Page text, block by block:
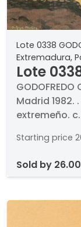
Lote 0338
Extremadura,
Lote
MUÑOZ
Madrid 1982.
extremeño.
(septiembre-
Barcelona. .
categoría",
de octubre
Starting price
sold by